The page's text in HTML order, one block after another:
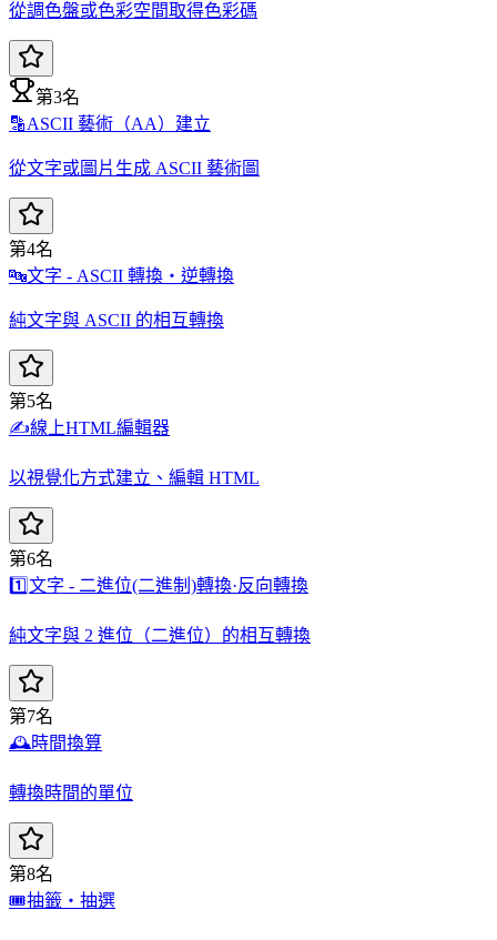
從調色盤或色彩空間取得色彩碼
第3名
🔡ASCII 藝術（AA）建立
從文字或圖片生成 ASCII 藝術圖
第4名
🔤文字 - ASCII 轉換・逆轉換
純文字與 ASCII 的相互轉換
第5名
✍️線上HTML編輯器
以視覺化方式建立、編輯 HTML
第6名
1️⃣文字 - 二進位(二進制)轉換·反向轉換
純文字與 2 進位（二進位）的相互轉換
第7名
🕰️時間換算
轉換時間的單位
第8名
🎟️抽籤・抽選